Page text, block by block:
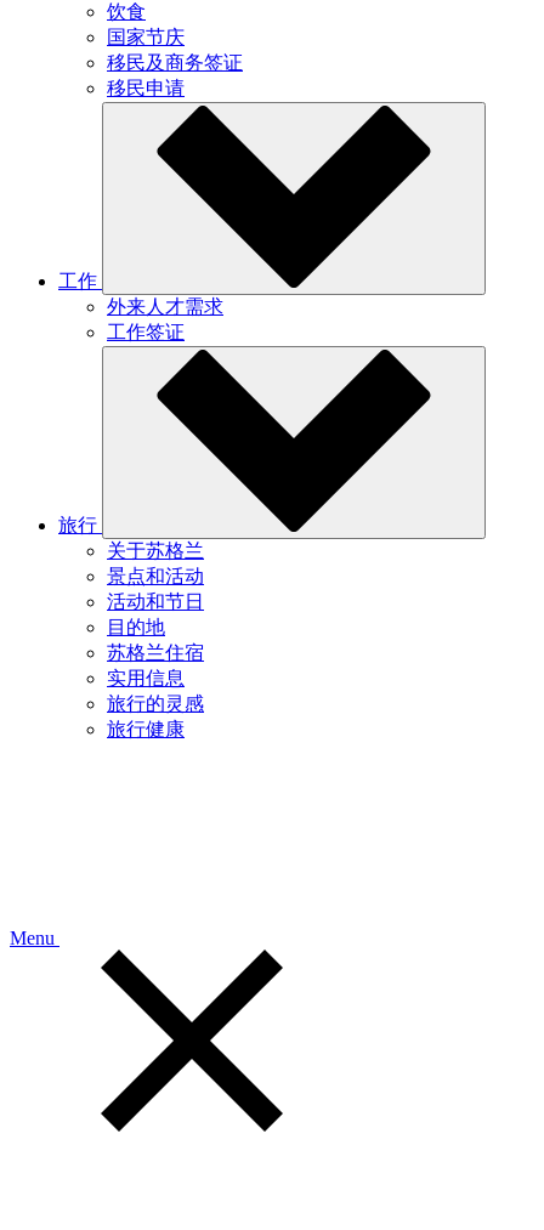
饮食
国家节庆
移民及商务签证
移民申请
工作
外来人才需求
工作签证
旅行
关于苏格兰
景点和活动
活动和节日
目的地
苏格兰住宿
实用信息
旅行的灵感
旅行健康
Menu